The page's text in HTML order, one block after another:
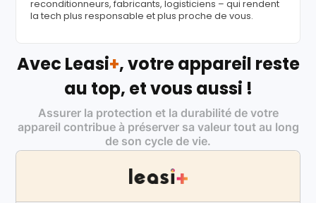
reconditionneurs, fabricants, logisticiens – qui rendent
la tech plus responsable et plus proche de vous.
Avec Leasi+, votre appareil reste
au top, et vous aussi !
Assurer la protection et la durabilité de votre
appareil contribue à préserver sa valeur tout au long
de son cycle de vie.